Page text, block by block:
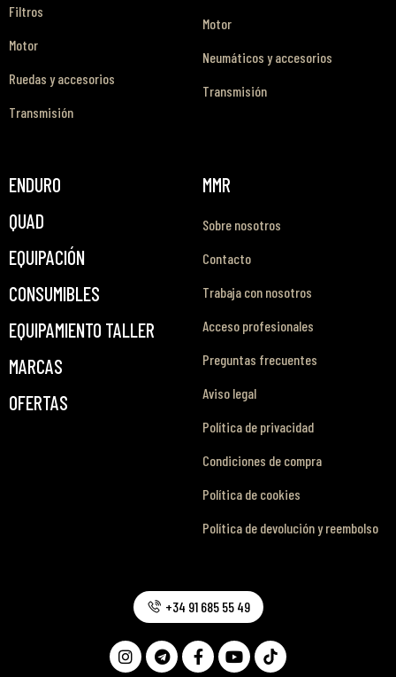
Filtros
Motor
Ruedas y accesorios
Transmisión
Motor
Neumáticos y accesorios
Transmisión
ENDURO
QUAD
EQUIPACIÓN
CONSUMIBLES
EQUIPAMIENTO TALLER
MARCAS
OFERTAS
MMR
Sobre nosotros
Contacto
Trabaja con nosotros
Acceso profesionales
Preguntas frecuentes
Aviso legal
Política de privacidad
Condiciones de compra
Política de cookies
Política de devolución y reembolso
+34 91 685 55 49